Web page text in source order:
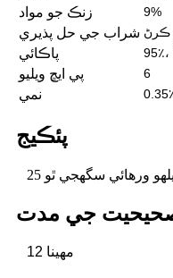
زنڪ جو مواد 9%
شراب جي حل پذيري ڪرڻ
پاڪائي 99٪
پي ايڇ ويليو 6
نمي
پئڪيج
ورهائي سگهجي ٿو
جي مدت
12 مهينا